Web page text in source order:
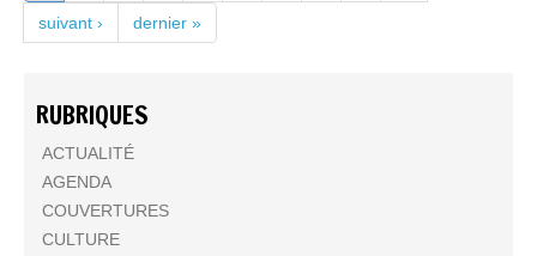
suivant › dernier »
RUBRIQUES
ACTUALITÉ
AGENDA
COUVERTURES
CULTURE